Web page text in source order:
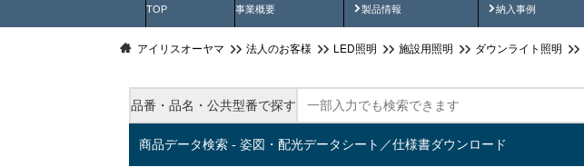
TOP 事業概要 製品情報
製品動画 納入事例
納入事例動画
アイリスオーヤマ 法人のお客様 LED照明 施設用照明 ダウンライト照明
品番・品名・公共型番で探す
商品データ検索 - 姿図・配光データシート／仕様書ダウンロード